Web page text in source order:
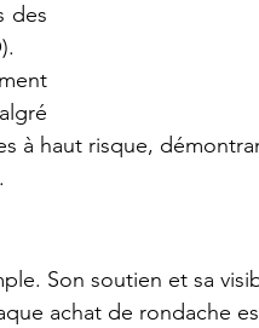
des
)​.
à haut risque,
Son soutien et sa
achat de rondache